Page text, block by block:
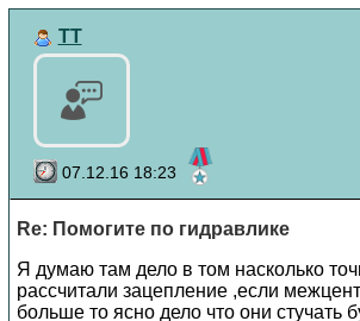
TT
07.12.16 18:23
Re: Помогите по гидравлике
Я думаю там дело в том насколько
рассчитали зацепление ,если
больше то ясно дело что они стучать